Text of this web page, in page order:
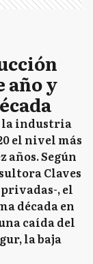
año y
la industria
el nivel más
años. Según
Claves
, el
década en
caída del
la baja